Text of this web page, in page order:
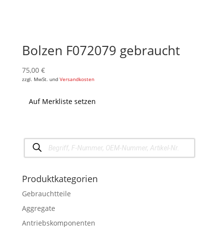
Bolzen F072079 gebraucht
75,00 €
zzgl. MwSt. und Versandkosten
Auf Merkliste setzen
Products
search
Produktkategorien
Gebrauchtteile
Aggregate
Antriebskomponenten